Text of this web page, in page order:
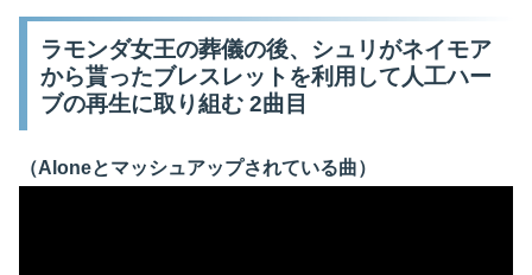
ラモンダ女王の葬儀の後、シュリがネイモア
から貰ったブレスレットを利用して人工ハー
ブの再生に取り組む 2曲目
（Aloneとマッシュアップされている曲）